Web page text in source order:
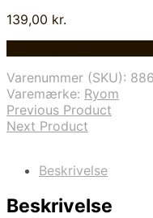
139,00 kr.
Varenummer (SKU):
Varemærke: Ryom
Previous Product
Next Product
Beskrivelse
Beskrivelse